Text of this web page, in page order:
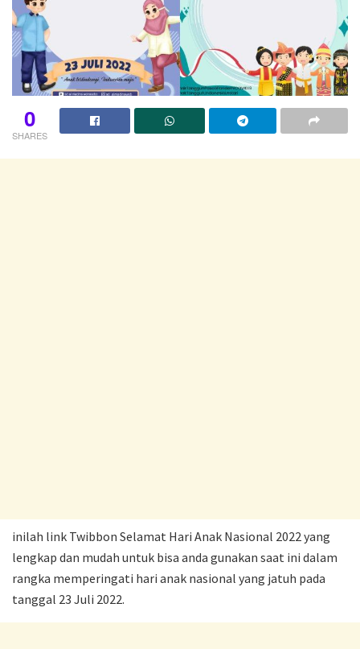
0
SHARES
inilah link Twibbon Selamat Hari Anak Nasional 2022 yang
lengkap dan mudah untuk bisa anda gunakan saat ini dalam
rangka memperingati hari anak nasional yang jatuh pada
tanggal 23 Juli 2022.